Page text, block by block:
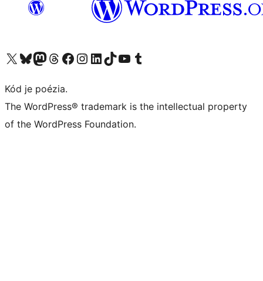
Navštívte náš účet na X (predtým Twitter)
Navštívte náš účet na platforme Bluesky
Navštívte náš účet na Mastodone
Navštívte náš účet na platforme Threads
Navštívte našu stránku na Facebooku
Navštívte náš účet Instagram
Navštívte náš účet LinkedIn
Navštívte náš účet na platforme TikTok
Navštívte náš kanál YouTube
Navštívte náš účet na platforme Tumblr
Kód je poézia.
The WordPress® trademark is the intellectual property
of the WordPress Foundation.